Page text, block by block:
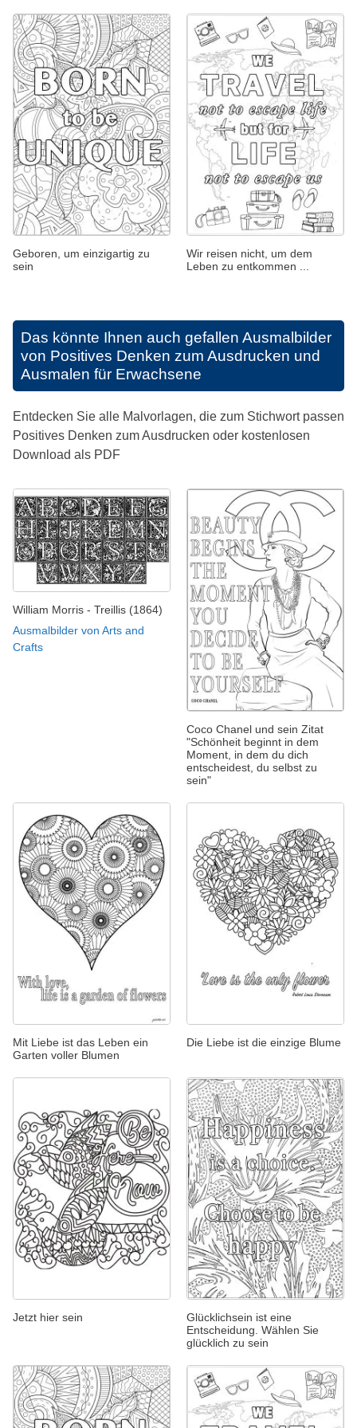
Geboren, um einzigartig zu
sein
Wir reisen nicht, um dem
Leben zu entkommen ...
Das könnte Ihnen auch gefallen Ausmalbilder
von Positives Denken zum Ausdrucken und
Ausmalen für Erwachsene
Entdecken Sie alle Malvorlagen, die zum Stichwort passen
Positives Denken zum Ausdrucken oder kostenlosen
Download als PDF
William Morris - Treillis (1864)
Ausmalbilder von Arts and
Crafts
Coco Chanel und sein Zitat
"Schönheit beginnt in dem
Moment, in dem du dich
entscheidest, du selbst zu
sein"
Mit Liebe ist das Leben ein
Garten voller Blumen
Die Liebe ist die einzige Blume
Jetzt hier sein
Glücklichsein ist eine
Entscheidung. Wählen Sie
glücklich zu sein